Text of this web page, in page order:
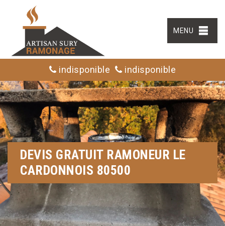
MENU
indisponible indisponible
DEVIS GRATUIT RAMONEUR LE
CARDONNOIS 80500